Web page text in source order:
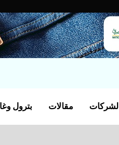
بترول مقالات الشركات